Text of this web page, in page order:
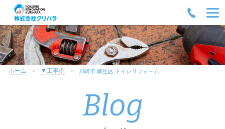
ホーム ▼工事例 川崎市 麻生区 トイレリフォーム
Blog